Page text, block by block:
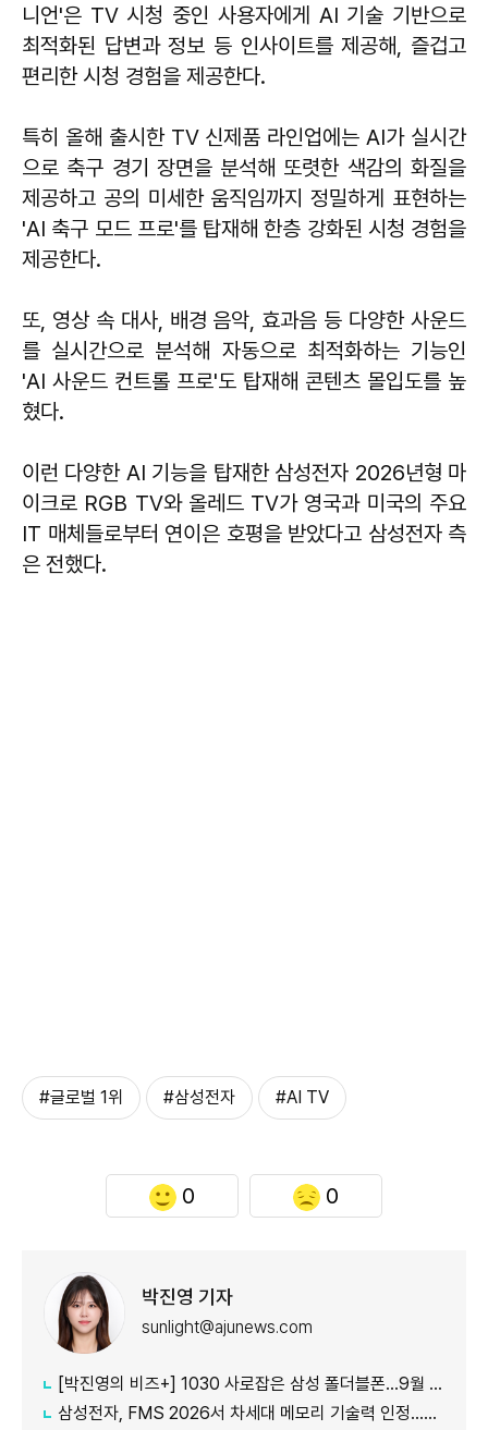
니언'은 TV 시청 중인 사용자에게 AI 기술 기반으로
최적화된 답변과 정보 등 인사이트를 제공해, 즐겁고
편리한 시청 경험을 제공한다.
특히 올해 출시한 TV 신제품 라인업에는 AI가 실시간
으로 축구 경기 장면을 분석해 또렷한 색감의 화질을
제공하고 공의 미세한 움직임까지 정밀하게 표현하는
'AI 축구 모드 프로'를 탑재해 한층 강화된 시청 경험을
제공한다.
또, 영상 속 대사, 배경 음악, 효과음 등 다양한 사운드
를 실시간으로 분석해 자동으로 최적화하는 기능인
'AI 사운드 컨트롤 프로'도 탑재해 콘텐츠 몰입도를 높
혔다.
이런 다양한 AI 기능을 탑재한 삼성전자 2026년형 마
이크로 RGB TV와 올레드 TV가 영국과 미국의 주요
IT 매체들로부터 연이은 호평을 받았다고 삼성전자 측
은 전했다.
#글로벌 1위 #삼성전자 #AI TV
0 0
박진영 기자
sunlight@ajunews.com
[박진영의 비즈+] 1030 사로잡은 삼성 폴더블폰…9월 공개 앞둔 애플 묘수는
삼성전자, FMS 2026서 차세대 메모리 기술력 인정…2개 부문 수상